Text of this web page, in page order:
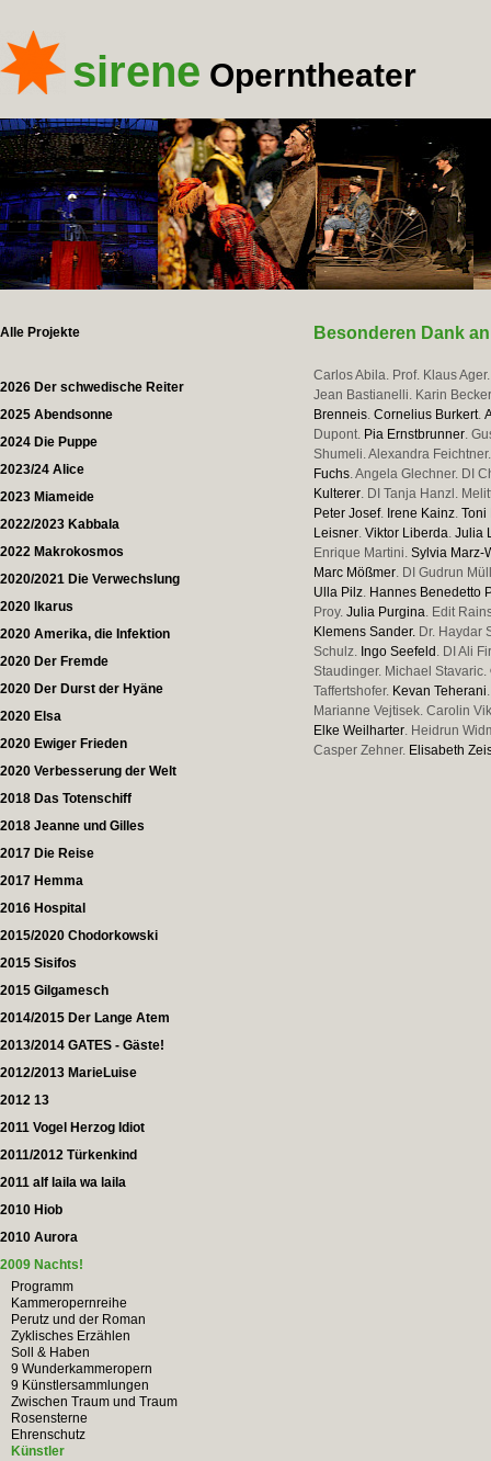
sirene Operntheater
Alle Projekte
2026 Der schwedische Reiter
2025 Abendsonne
2024 Die Puppe
2023/24 Alice
2023 Miameide
2022/2023 Kabbala
2022 Makrokosmos
2020/2021 Die Verwechslung
2020 Ikarus
2020 Amerika, die Infektion
2020 Der Fremde
2020 Der Durst der Hyäne
2020 Elsa
2020 Ewiger Frieden
2020 Verbesserung der Welt
2018 Das Totenschiff
2018 Jeanne und Gilles
2017 Die Reise
2017 Hemma
2016 Hospital
2015/2020 Chodorkowski
2015 Sisifos
2015 Gilgamesch
2014/2015 Der Lange Atem
2013/2014 GATES - Gäste!
2012/2013 MarieLuise
2012 13
2011 Vogel Herzog Idiot
2011/2012 Türkenkind
2011 alf laila wa laila
2010 Hiob
2010 Aurora
2009 Nachts!
Programm
Kammeropernreihe
Perutz und der Roman
Zyklisches Erzählen
Soll & Haben
9 Wunderkammeropern
9 Künstlersammlungen
Zwischen Traum und Traum
Rosensterne
Ehrenschutz
Künstler
Besonderen Dank an
Carlos Abila. Prof. Klaus
Jean Bastianelli. Karin
Brenneis.Cornelius Burkert.
Dupont. Pia Ernstbrunner.
Shumeli. Alexandra
Fuchs. Angela Glechner. DI
Kulterer. DI Tanja Hanzl.
Peter Josef. Irene Kainz.Toni
Leisner.Viktor Liberda.Julia
Enrique Martini.Sylvia Marz-
Marc Mößmer. DI Gudrun
Ulla Pilz. Hannes Benedetto
Proy.Julia Purgina. Edit
Klemens Sander. Dr. Haydar
Schulz. Ingo Seefeld . DI Ali
Staudinger. Michael Stavaric.
Taffertshofer. Kevan Teherani
Marianne Vejtisek. Carolin
Elke Weilharter. Heidrun
Casper Zehner. Elisabeth